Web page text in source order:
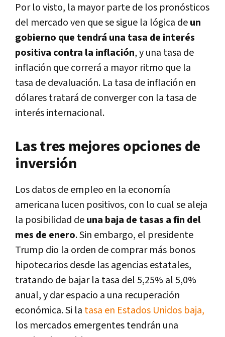
Por lo visto, la mayor parte de los pronósticos
del mercado ven que se sigue la lógica deun
gobierno que tendrá una tasa de interés
positiva contra la inflación, y una tasa de
inflación que correrá a mayor ritmo que la
tasa de devaluación. La tasa de inflación en
dólares tratará de converger con la tasa de
interés internacional.
Las tres mejores opciones de
inversión
Los datos de empleo en la economía
americana lucen positivos, con lo cual se aleja
la posibilidad deuna baja de tasas a fin del
mes de enero. Sin embargo, el presidente
Trump dio la orden de comprar más bonos
hipotecarios desde las agencias estatales,
tratando de bajar la tasa del 5,25% al 5,0%
anual, y dar espacio a una recuperación
económica. Si la tasa en Estados Unidos baja,
los mercados emergentes tendrán una